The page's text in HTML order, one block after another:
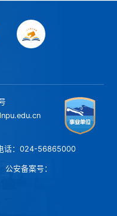
话：024-56865000
安备案号：